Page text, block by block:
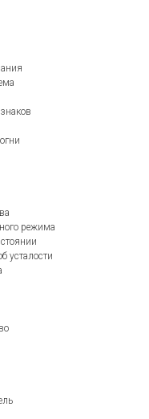
режима
усталости